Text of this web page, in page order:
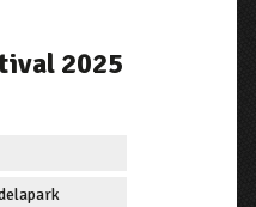
2025